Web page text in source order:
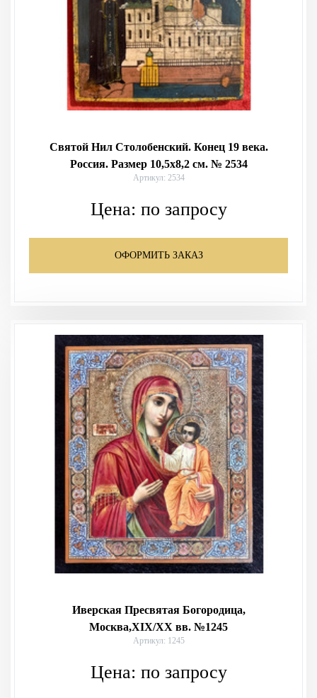
Святой Нил Столобенский. Конец 19 века.
Россия. Размер 10,5х8,2 см. № 2534
Артикул: 2534
Цена: по запросу
ОФОРМИТЬ ЗАКАЗ
Иверская Пресвятая Богородица,
Москва,XIX/XX вв. №1245
Артикул: 1245
Цена: по запросу